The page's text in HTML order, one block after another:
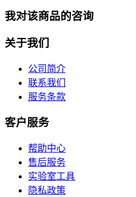
我对该商品的咨询
关于我们
公司简介
联系我们
服务条款
客户服务
帮助中心
售后服务
实验室工具
隐私政策